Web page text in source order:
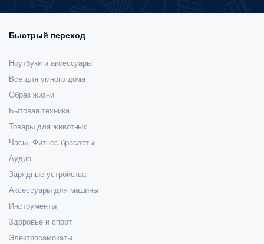
Быстрый переход
Ноутбуки и аксессуары
Все для умного дома
Образ жизни
Бытовая техника
Товары для животных
Часы, Фитнес-браслеты
Аудио
Зарядные устройства
Аксессуары для машины
Инструменты
Здоровье и спорт
Электросамокаты